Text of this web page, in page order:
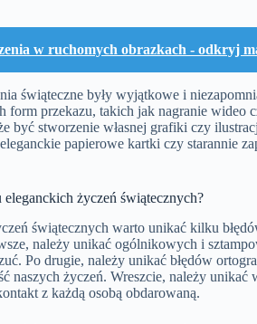
w ruchomych obrazkach - odkryj
świąteczne były wyjątkowe i
form przekazu, takich jak nagranie wideo
być stworzenie własnej grafiki czy
papierowe kartki czy starannie
życzeń świątecznych?
świątecznych warto unikać kilku
należy unikać ogólnikowych i
Po drugie, należy unikać błędów
naszych życzeń. Wreszcie, należy
z każdą osobą obdarowaną.